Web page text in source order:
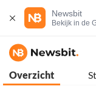
Newsbit
Bekijk in de
Overzicht